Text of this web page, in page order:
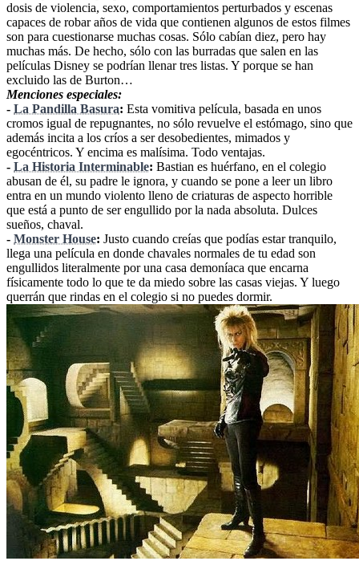
dosis de violencia, sexo, comportamientos perturbados y escenas
capaces de robar años de vida que contienen algunos de estos filmes
son para cuestionarse muchas cosas. Sólo cabían diez, pero hay
muchas más. De hecho, sólo con las burradas que salen en las
películas Disney se podrían llenar tres listas. Y porque se han
excluido las de Burton…
Menciones especiales:
- La Pandilla Basura: Esta vomitiva película, basada en unos
cromos igual de repugnantes, no sólo revuelve el estómago, sino que
además incita a los críos a ser desobedientes, mimados y
egocéntricos. Y encima es malísima. Todo ventajas.
- La Historia Interminable: Bastian es huérfano, en el colegio
abusan de él, su padre le ignora, y cuando se pone a leer un libro
entra en un mundo violento lleno de criaturas de aspecto horrible
que está a punto de ser engullido por la nada absoluta. Dulces
sueños, chaval.
- Monster House: Justo cuando creías que podías estar tranquilo,
llega una película en donde chavales normales de tu edad son
engullidos literalmente por una casa demoníaca que encarna
físicamente todo lo que te da miedo sobre las casas viejas. Y luego
querrán que rindas en el colegio si no puedes dormir.